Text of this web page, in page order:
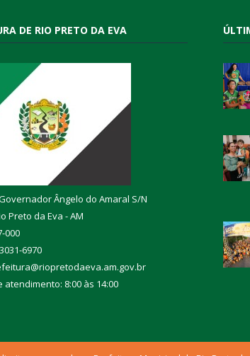
DE RIO PRETO DA EVA
Ângelo do Amaral S/N
Preto da Eva - AM
000
6970
atendimento: 8:00 às 14:00